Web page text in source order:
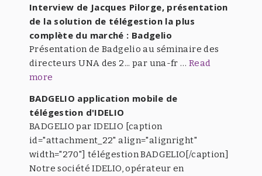
Interview de Jacques Pilorge, présentation
de la solution de télégestion la plus
complète du marché : Badgelio
Présentation de Badgelio au séminaire des
directeurs UNA des 2... par una-fr … Read
more
BADGELIO application mobile de
télégestion d'IDELIO
BADGELIO par IDELIO [caption
id="attachment_22" align="alignright"
width="270"] télégestion BADGELIO[/caption]
Notre société IDELIO, opérateur en